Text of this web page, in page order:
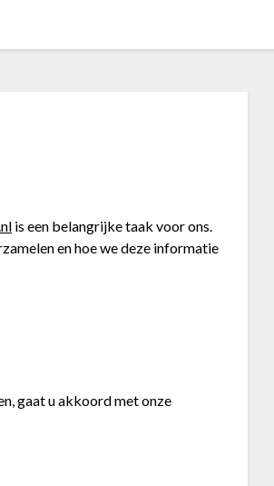
is een belangrijke taak voor ons.
en hoe we deze informatie
gaat u akkoord met onze